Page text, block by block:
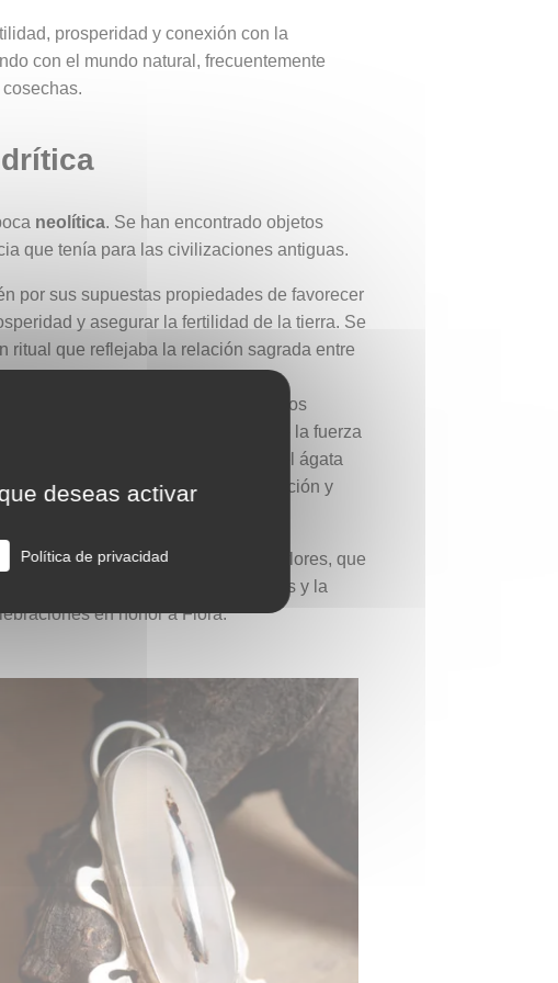
prosperidad y conexión con la
con el mundo natural, frecuentemente
neolítica. Se han encontrado objetos
que tenía para las civilizaciones antiguas.
por sus supuestas propiedades de favorecer
y asegurar la fertilidad de la tierra. Se
ritual que reflejaba la relación sagrada entre
como los espíritus protectores de los
salvajes. Artemisa, símbolo de la fuerza
Los motivos arborescentes del ágata
en una piedra de protección y
Flora, la diosa de las plantas y las flores, que
el crecimiento de las plantas y la
en honor a Flora.
deseas activar
Política de privacidad